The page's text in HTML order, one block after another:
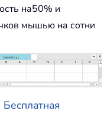
на50% и
мышью на сотни
Бесплатная